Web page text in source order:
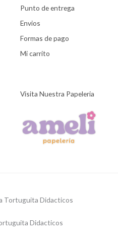
Punto de entrega
Envios
Formas de pago
Mi carrito
Visita Nuestra Papeleria
Tortuguita Didacticos
Didacticos